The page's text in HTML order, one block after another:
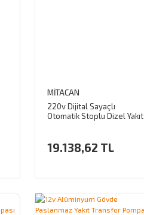
MİTACAN
220v Dijital Sayaçlı
Otomatik Stoplu Dizel Yakıt
19.138,62 TL